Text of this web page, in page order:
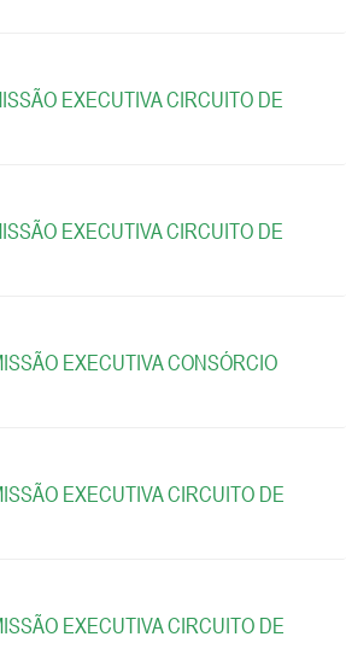
EXECUTIVA CIRCUITO DE
EXECUTIVA CIRCUITO DE
EXECUTIVA CONSÓRCIO
EXECUTIVA CIRCUITO DE
EXECUTIVA CIRCUITO DE